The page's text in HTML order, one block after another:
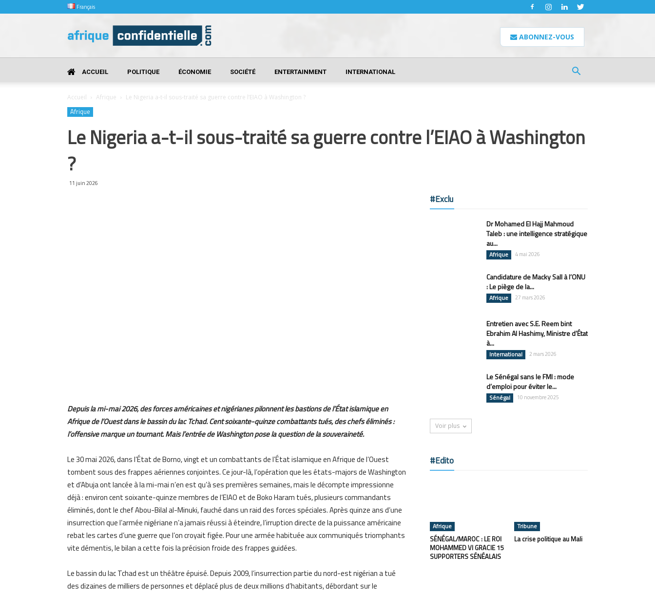
Français
Confidentielle
ABONNEZ-VOUS
ACCUEIL POLITIQUE ÉCONOMIE SOCIÉTÉ ENTERTAINMENT INTERNATIONAL
Accueil Afrique Le Nigeria a-t-il sous-traité sa guerre contre l’EIAO à Washington ?
Afrique
Le Nigeria a-t-il sous-traité sa guerre contre l’EIAO à Washington
?
11 juin 2026
Depuis la mi-mai 2026, des forces américaines et nigérianes pilonnent les bastions de l’État islamique en
Afrique de l’Ouest dans le bassin du lac Tchad. Cent soixante-quinze combattants tués, des chefs éliminés :
l’offensive marque un tournant. Mais l’entrée de Washington pose la question de la souveraineté.
Le 30 mai 2026, dans l’État de Borno, vingt et un combattants de l’État islamique en Afrique de l’Ouest
tombent sous des frappes aériennes conjointes. Ce jour-là, l’opération que les états-majors de Washington
et d’Abuja ont lancée à la mi-mai n’en est qu’à ses premières semaines, mais le décompte impressionne
déjà : environ cent soixante-quinze membres de l’EIAO et de Boko Haram tués, plusieurs commandants
éliminés, dont le chef Abou-Bilal al-Minuki, fauché dans un raid des forces spéciales. Après quinze ans d’une
insurrection que l’armée nigériane n’a jamais réussi à éteindre, l’irruption directe de la puissance américaine
rebat les cartes d’une guerre que l’on croyait figée. Pour une armée habituée aux communiqués triomphants
vite démentis, le bilan a cette fois la précision froide des frappes guidées.
Le bassin du lac Tchad est un théâtre épuisé. Depuis 2009, l’insurrection partie du nord-est nigérian a tué
des dizaines de milliers de personnes et déplacé plus de deux millions d’habitants, débordant sur le
#Exclu
Dr Mohamed El Hajj Mahmoud
Taleb : une intelligence stratégique
au...
Afrique 4 mai 2026
Candidature de Macky Sall à l’ONU
: Le piège de la...
Afrique 27 mars 2026
Entretien avec S.E. Reem bint
Ebrahim Al Hashimy, Ministre d’État
à...
International 2 mars 2026
Le Sénégal sans le FMI : mode
d’emploi pour éviter le...
Sénégal 10 novembre 2025
Voir plus
#Edito
Afrique
SÉNÉGAL/MAROC : LE ROI
MOHAMMED VI GRACIE 15
SUPPORTERS SÉNÉALAIS
Tribune
La crise politique au Mali